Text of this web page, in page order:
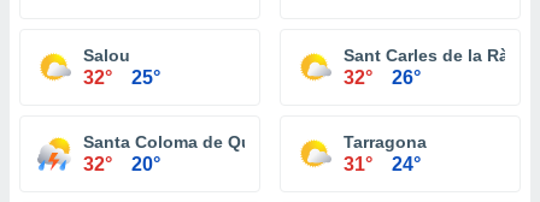
Salou
32° 25°
Sant Carles de la Ràpita
32° 26°
Santa Coloma de Queralt
32° 20°
Tarragona
31° 24°